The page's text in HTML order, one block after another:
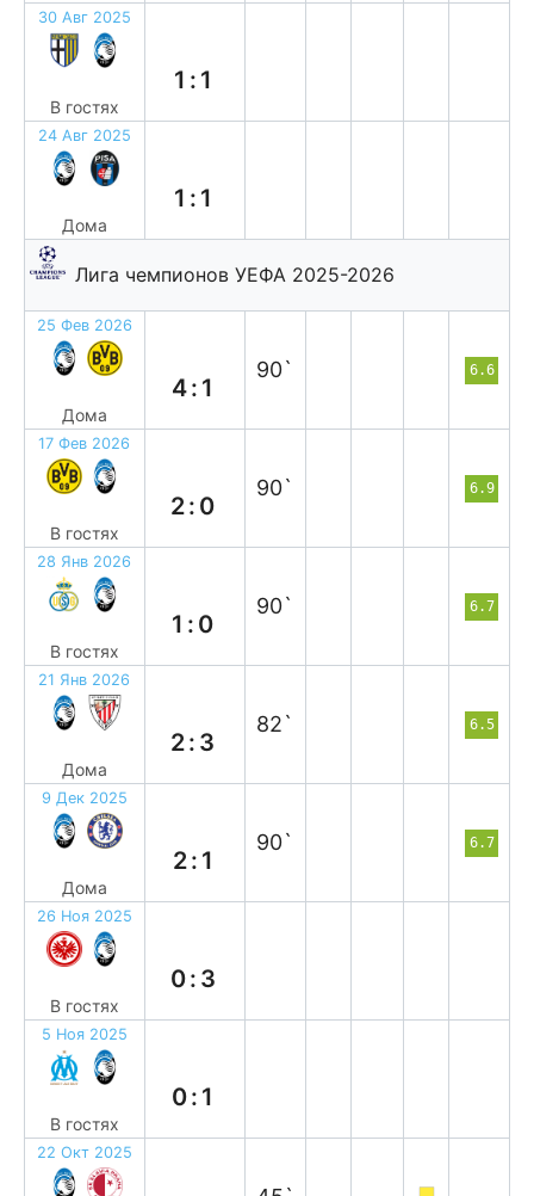
30 Авг 2025
В гостях
1:1
24 Авг 2025
Дома
1:1
Лига чемпионов УЕФА 2025-2026
25 Фев 2026
Дома
4:1
90` 6.6
17 Фев 2026
В гостях
2:0
90` 6.9
28 Янв 2026
В гостях
1:0
90` 6.7
21 Янв 2026
Дома
2:3
82` 6.5
9 Дек 2025
Дома
2:1
90` 6.7
26 Ноя 2025
В гостях
0:3
5 Ноя 2025
В гостях
0:1
22 Окт 2025